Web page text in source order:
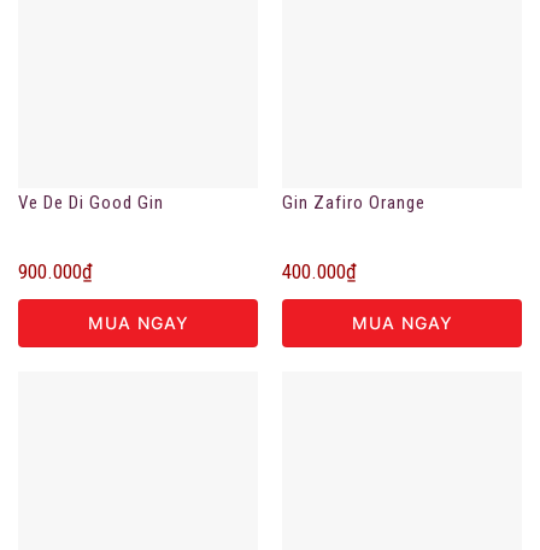
Ve De Di Good Gin
900.000₫
MUA NGAY
Gin Zafiro Orange
400.000₫
MUA NGAY